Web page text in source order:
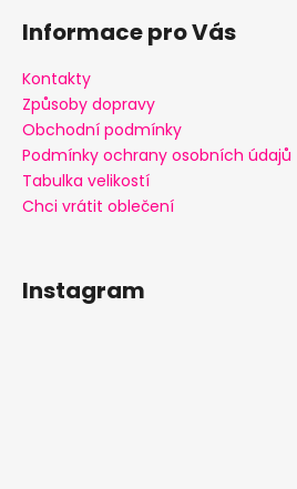
Informace pro Vás
Kontakty
Způsoby dopravy
Obchodní podmínky
Podmínky ochrany osobních údajů
Tabulka velikostí
Chci vrátit oblečení
Instagram